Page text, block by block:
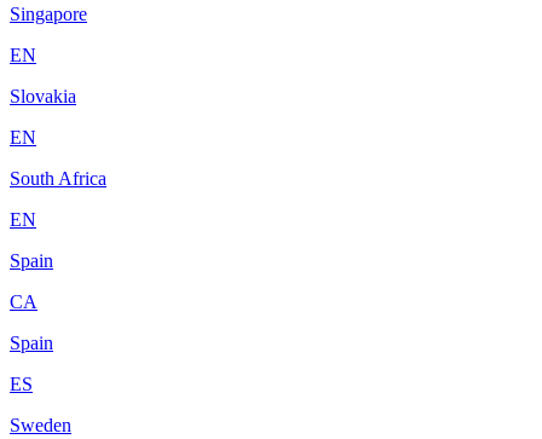
Singapore
EN
Slovakia
EN
South Africa
EN
Spain
CA
Spain
ES
Sweden